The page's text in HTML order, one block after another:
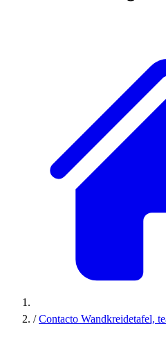
/ Contacto Wandkreidetafel,